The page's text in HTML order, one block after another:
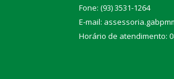
Fone: (93) 3531-1264
E-mail:
Horário de atendimento: